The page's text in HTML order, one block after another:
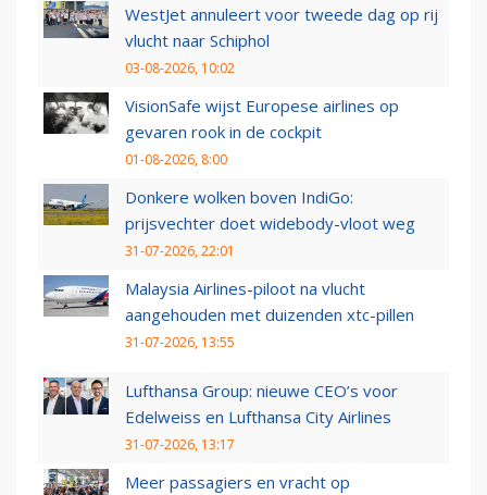
WestJet annuleert voor tweede dag op rij
vlucht naar Schiphol
03-08-2026, 10:02
VisionSafe wijst Europese airlines op
gevaren rook in de cockpit
01-08-2026, 8:00
Donkere wolken boven IndiGo:
prijsvechter doet widebody-vloot weg
31-07-2026, 22:01
Malaysia Airlines-piloot na vlucht
aangehouden met duizenden xtc-pillen
31-07-2026, 13:55
Lufthansa Group: nieuwe CEO’s voor
Edelweiss en Lufthansa City Airlines
31-07-2026, 13:17
Meer passagiers en vracht op